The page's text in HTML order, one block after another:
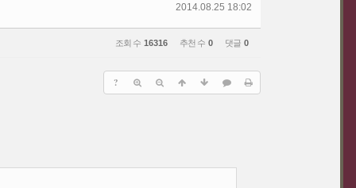
2014.08.25 18:02
조회 수 16316 추천 수 0 댓글 0
?